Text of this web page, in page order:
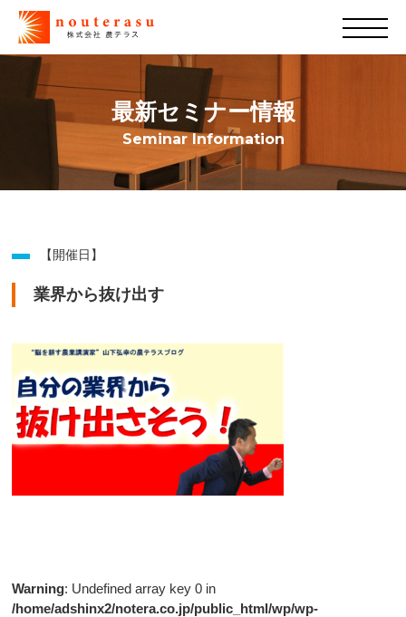
最新セミナー情報
Seminar Information
【開催日】
業界から抜け出す
Warning: Undefined array key 0 in
/home/adshinx2/notera.co.jp/public_html/wp/wp-